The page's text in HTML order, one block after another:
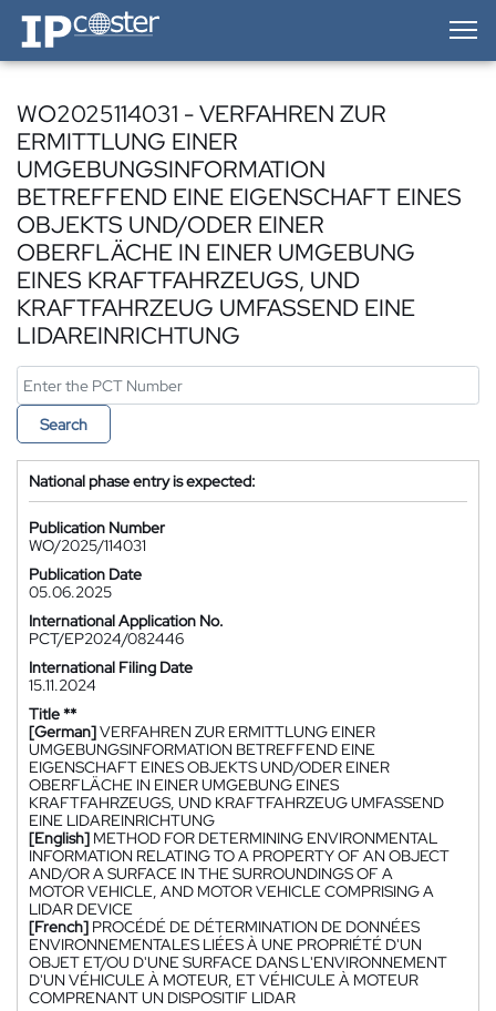
IP-Coster — Home
WO2025114031 - VERFAHREN ZUR
ERMITTLUNG EINER
UMGEBUNGSINFORMATION
BETREFFEND EINE EIGENSCHAFT EINES
OBJEKTS UND/ODER EINER
OBERFLÄCHE IN EINER UMGEBUNG
EINES KRAFTFAHRZEUGS, UND
KRAFTFAHRZEUG UMFASSEND EINE
LIDAREINRICHTUNG
Search
National phase entry is expected:
Publication Number
WO/2025/114031
Publication Date
05.06.2025
International Application No.
PCT/EP2024/082446
International Filing Date
15.11.2024
Title **
[German]VERFAHREN ZUR ERMITTLUNG EINER
UMGEBUNGSINFORMATION BETREFFEND EINE
EIGENSCHAFT EINES OBJEKTS UND/ODER EINER
OBERFLÄCHE IN EINER UMGEBUNG EINES
KRAFTFAHRZEUGS, UND KRAFTFAHRZEUG UMFASSEND
EINE LIDAREINRICHTUNG
[English] METHOD FOR DETERMINING ENVIRONMENTAL
INFORMATION RELATING TO A PROPERTY OF AN OBJECT
AND/OR A SURFACE IN THE SURROUNDINGS OF A
MOTOR VEHICLE, AND MOTOR VEHICLE COMPRISING A
LIDAR DEVICE
[French] PROCÉDÉ DE DÉTERMINATION DE DONNÉES
ENVIRONNEMENTALES LIÉES À UNE PROPRIÉTÉ D'UN
OBJET ET/OU D'UNE SURFACE DANS L'ENVIRONNEMENT
D'UN VÉHICULE À MOTEUR, ET VÉHICULE À MOTEUR
COMPRENANT UN DISPOSITIF LIDAR